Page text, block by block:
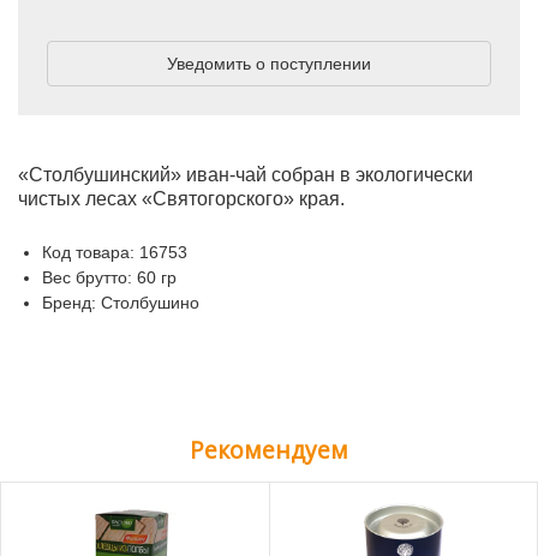
«Столбушинский» иван-чай собран в экологически
чистых лесах «Святогорского» края.
Код товара: 16753
Вес брутто: 60 гр
Бренд: Столбушино
Уведомить о поступлении
Рекомендуем